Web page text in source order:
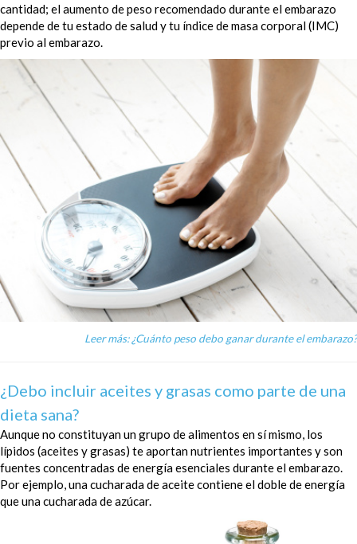
cantidad; el aumento de peso recomendado durante el embarazo
depende de tu estado de salud y tu índice de masa corporal (IMC)
previo al embarazo.
Leer más: ¿Cuánto peso debo ganar durante el embarazo?
¿Debo incluir aceites y grasas como parte de una
dieta sana?
Aunque no constituyan un grupo de alimentos en sí mismo, los
lípidos (aceites y grasas) te aportan nutrientes importantes y son
fuentes concentradas de energía esenciales durante el embarazo.
Por ejemplo, una cucharada de aceite contiene el doble de energía
que una cucharada de azúcar.